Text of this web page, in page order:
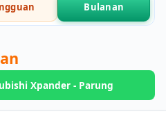
Bulanan
Xpander - Parung